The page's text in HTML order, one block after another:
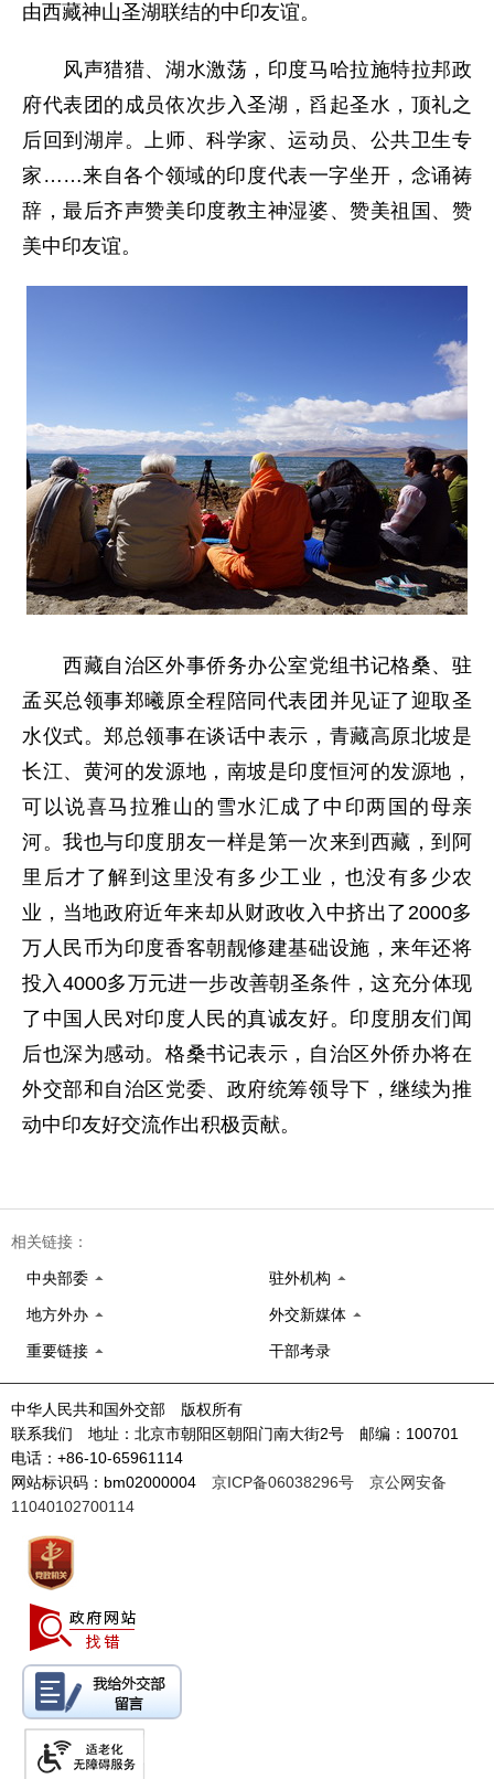
由西藏神山圣湖联结的中印友谊。
风声猎猎、湖水激荡，印度马哈拉施特拉邦政
府代表团的成员依次步入圣湖，舀起圣水，顶礼之
后回到湖岸。上师、科学家、运动员、公共卫生专
家……来自各个领域的印度代表一字坐开，念诵祷
辞，最后齐声赞美印度教主神湿婆、赞美祖国、赞
美中印友谊。
西藏自治区外事侨务办公室党组书记格桑、驻
孟买总领事郑曦原全程陪同代表团并见证了迎取圣
水仪式。郑总领事在谈话中表示，青藏高原北坡是
长江、黄河的发源地，南坡是印度恒河的发源地，
可以说喜马拉雅山的雪水汇成了中印两国的母亲
河。我也与印度朋友一样是第一次来到西藏，到阿
里后才了解到这里没有多少工业，也没有多少农
业，当地政府近年来却从财政收入中挤出了2000多
万人民币为印度香客朝靓修建基础设施，来年还将
投入4000多万元进一步改善朝圣条件，这充分体现
了中国人民对印度人民的真诚友好。印度朋友们闻
后也深为感动。格桑书记表示，自治区外侨办将在
外交部和自治区党委、政府统筹领导下，继续为推
动中印友好交流作出积极贡献。
相关链接：
中央部委 驻外机构
地方外办 外交新媒体
重要链接 干部考录
中华人民共和国外交部 版权所有
联系我们 地址：北京市朝阳区朝阳门南大街2号 邮编：100701
电话：+86-10-65961114
网站标识码：bm02000004 京ICP备06038296号
京公网安备
11040102700114